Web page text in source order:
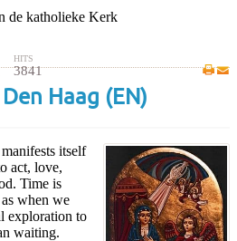
de katholieke Kerk
HITS
3841
Haag (EN)
itself
act, love,
Time is
when we
exploration to
waiting.